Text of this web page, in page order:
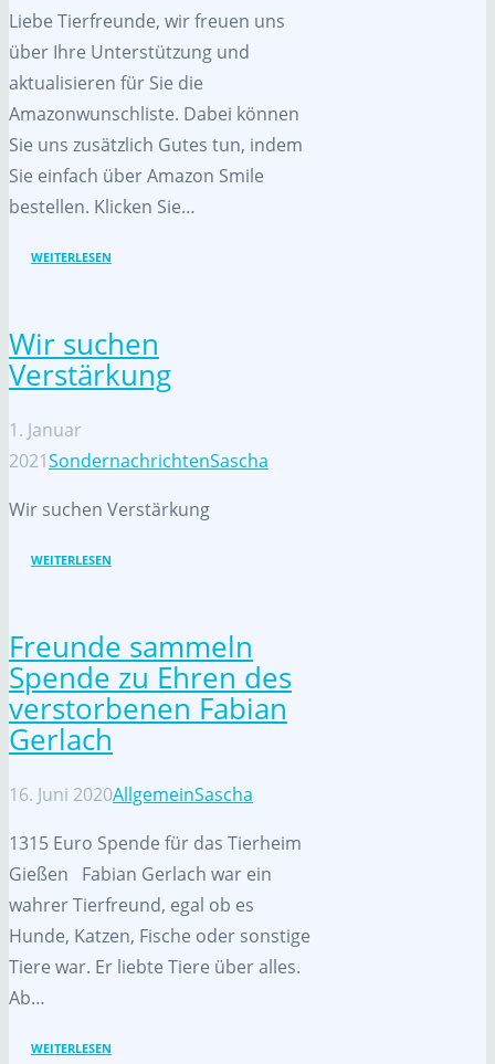
Liebe Tierfreunde, wir freuen uns
über Ihre Unterstützung und
aktualisieren für Sie die
Amazonwunschliste. Dabei können
Sie uns zusätzlich Gutes tun, indem
Sie einfach über Amazon Smile
bestellen. Klicken Sie…
WEITERLESEN
Wir suchen
Verstärkung
1. Januar
2021SondernachrichtenSascha
Wir suchen Verstärkung
WEITERLESEN
Freunde sammeln
Spende zu Ehren des
verstorbenen Fabian
Gerlach
16. Juni 2020AllgemeinSascha
1315 Euro Spende für das Tierheim
Gießen Fabian Gerlach war ein
wahrer Tierfreund, egal ob es
Hunde, Katzen, Fische oder sonstige
Tiere war. Er liebte Tiere über alles.
Ab…
WEITERLESEN